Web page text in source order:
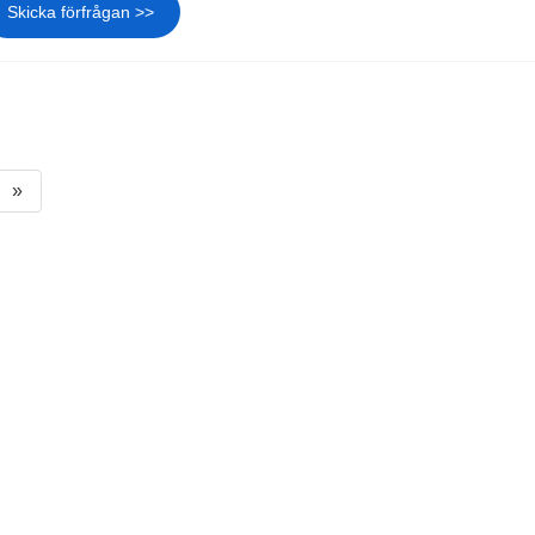
Skicka förfrågan >>
»